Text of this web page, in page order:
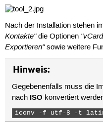
Nach der Installation stehen
Kontakte"die Optionen
Exportieren"sowie weitere
Hinweis:
Gegebenenfalls muss die
nach ISO konvertiert
iconv -f utf-8 -t